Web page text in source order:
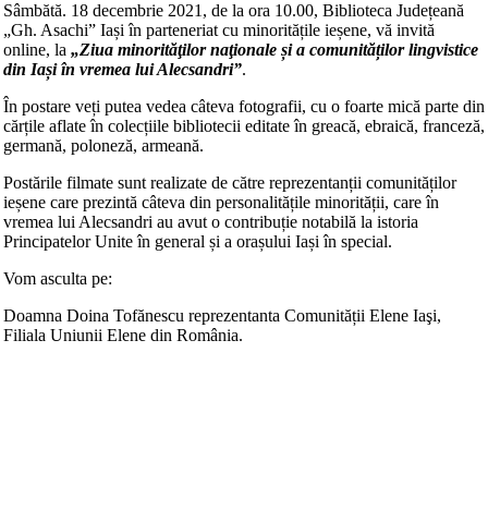
Sâmbătă. 18 decembrie 2021, de la ora 10.00, Biblioteca Județeană
„Gh. Asachi” Iași în parteneriat cu minoritățile ieșene, vă invită
online, la „Ziua minorităţilor naţionale și a comunităților lingvistice
din Iași în vremea lui Alecsandri”.
În postare veți putea vedea câteva fotografii, cu o foarte mică parte din
cărțile aflate în colecțiile bibliotecii editate în greacă, ebraică, franceză,
germană, poloneză, armeană.
Postările filmate sunt realizate de către reprezentanții comunităților
ieșene care prezintă câteva din personalitățile minorității, care în
vremea lui Alecsandri au avut o contribuție notabilă la istoria
Principatelor Unite în general și a orașului Iași în special.
Vom asculta pe:
Doamna Doina Tofănescu reprezentanta Comunității Elene Iaşi,
Filiala Uniunii Elene din România.